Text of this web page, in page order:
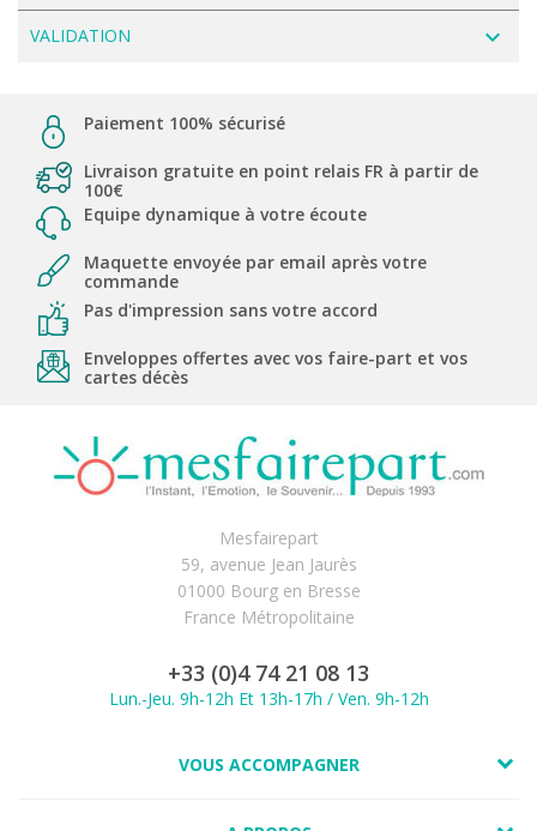
VALIDATION navigate_next
Paiement 100% sécurisé
Livraison gratuite en point relais FR à partir de
100€
Equipe dynamique à votre écoute
Maquette envoyée par email après votre
commande
Pas d'impression sans votre accord
Enveloppes offertes avec vos faire-part et vos
cartes décès
Mesfairepart
59, avenue Jean Jaurès
01000 Bourg en Bresse
France Métropolitaine
+33 (0)4 74 21 08 13
Lun.-Jeu. 9h-12h Et 13h-17h / Ven. 9h-12h
VOUS ACCOMPAGNER